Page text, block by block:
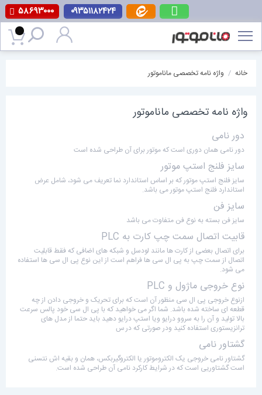
۵۸۶۹۳۰۰۰ ۰۹۳۵۱۱۸۲۴۲۴
به
خانه / واژه نامه تخصصی ماناموتور
واژه نامه تخصصی ماناموتور
دور نامی
دور نامی همان دوری است که موتور برای آن طراحی شده است
سایز فلنج استپ موتور
سایز فلنج استپ موتور که بر اساس استاندارد نما تعریف می شود، شامل عرض
استاندارد فلنج استپ موتور می باشد.
سایز فن
سایز فن بسته به نوع فن متفاوت می باشد
قابیت اتصال سمت چپ کارت به PLC
برای اتصال بعضی از کارت ها مانند لودسل و شبکه های اضافی که فقط قابلیت
اتصال از سمت چپ به پی ال سی ها فراهم است از این نوع پی ال سی ها استفاده
می شود.
نوع خروجی ماژول و PLC
ازنوع خروجی پی ال سی منظور آن است که برای تحریک و خروجی دادن از چه
قطعه ای ساخته شده باشد. شما اگر می خواهید که با پی ال سی خود پالس سرعت
بالا تولید و آن را به سروو درایو ویا استپ درایو دهید باید حتما از مدل های
ترانزیستوری استفاده کنید ودر صورتی که در س
گشتاور نامی
گشتاور نامی خروجی یک الکتروموتور یا الکتروگیربکس، همان و بقیه اش نتسنی
است گشتاوریی است که در شرایط کارکرد نامی آن طراحی شده است.